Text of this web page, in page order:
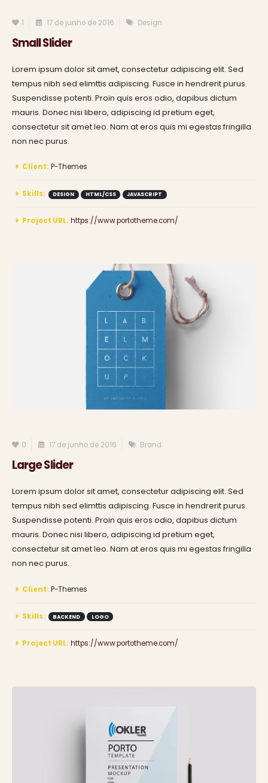
1 17 de junho de 2016 Design
Small Slider
Lorem ipsum dolor sit amet, consectetur adipiscing elit. Sed
tempus nibh sed elimttis adipiscing. Fusce in hendrerit purus.
Suspendisse potenti. Proin quis eros odio, dapibus dictum
mauris. Donec nisi libero, adipiscing id pretium eget,
consectetur sit amet leo. Nam at eros quis mi egestas fringilla
non nec purus.
Client: P-Themes
Skills: DESIGN HTML/CSS JAVASCRIPT
Project URL: https://www.portotheme.com/
0 17 de junho de 2016 Brand
Large Slider
Lorem ipsum dolor sit amet, consectetur adipiscing elit. Sed
tempus nibh sed elimttis adipiscing. Fusce in hendrerit purus.
Suspendisse potenti. Proin quis eros odio, dapibus dictum
mauris. Donec nisi libero, adipiscing id pretium eget,
consectetur sit amet leo. Nam at eros quis mi egestas fringilla
non nec purus.
Client: P-Themes
Skills: BACKEND LOGO
Project URL: https://www.portotheme.com/